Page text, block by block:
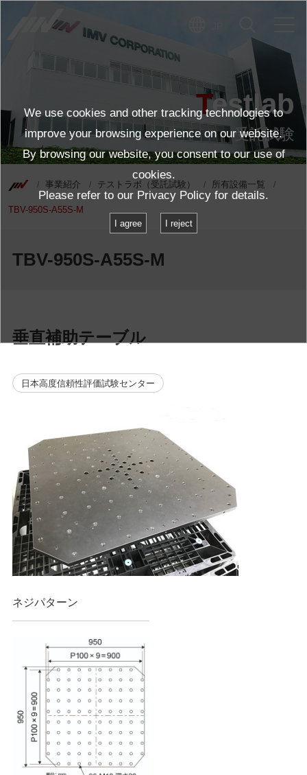
Testlab
受託試験
事業紹介 テストラボ（受託試験） 所有設備一覧
TBV-950S-A55S-M
TBV-950S-A55S-M
垂直補助テーブル
日本高度信頼性評価試験センター
ネジパターン
We use cookies and other tracking technologies to
improve your browsing experience on our website.
By browsing our website, you consent to our use of
cookies.
Please refer to our Privacy Policy for details.
I agree I reject